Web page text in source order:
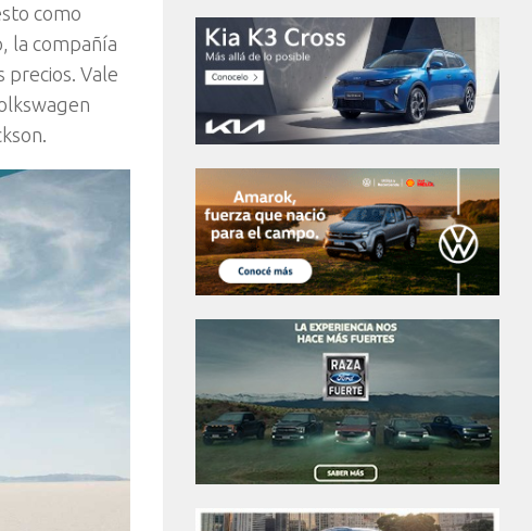
como
la compañía
precios. Vale